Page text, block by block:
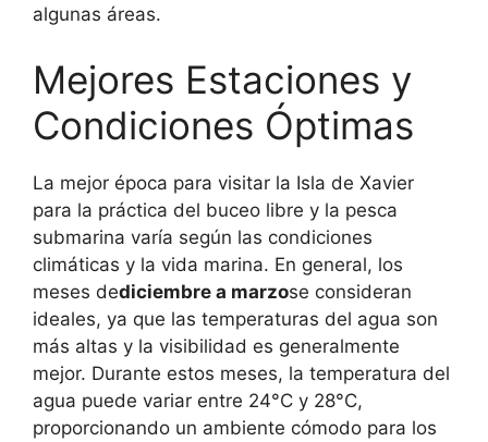
algunas áreas.
Mejores Estaciones y
Condiciones Óptimas
La mejor época para visitar la Isla de Xavier
para la práctica del buceo libre y la pesca
submarina varía según las condiciones
climáticas y la vida marina. En general, los
meses dediciembre a marzose consideran
ideales, ya que las temperaturas del agua son
más altas y la visibilidad es generalmente
mejor. Durante estos meses, la temperatura del
agua puede variar entre 24°C y 28°C,
proporcionando un ambiente cómodo para los